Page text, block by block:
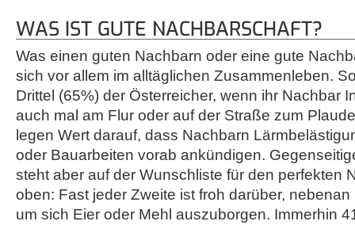
WAS IST GUTE NACHBARSCHAFT?
Was einen guten Nachbarn oder eine gute
sich vor allem im alltäglichen Zusammenleben.
Drittel (65%) der Österreicher, wenn ihr Nachbar
auch mal am Flur oder auf der Straße zum
legen Wert darauf, dass Nachbarn
oder Bauarbeiten vorab ankündigen.
steht aber auf der Wunschliste für den perfekten
oben: Fast jeder Zweite ist froh darüber,
um sich Eier oder Mehl auszuborgen. Immerhin